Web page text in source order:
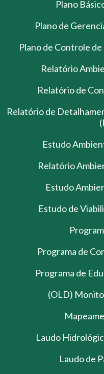
Plano
Plano de
Plano de Controle
Relatório
Relatório de
Relatório de
Estudo
Relatório
Estudo
Estudo de
Programa de
Programa de
(OLD)
Laudo
Laudo de